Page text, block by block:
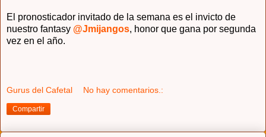
El pronosticador invitado de la semana es el invicto de
nuestro fantasy @Jmijangos, honor que gana por segunda
vez en el año.
Gurus del Cafetal No hay comentarios.:
Compartir